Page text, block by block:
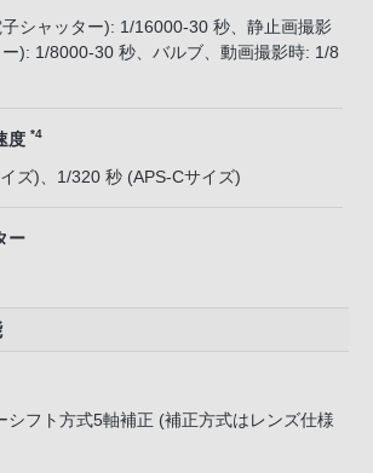
シャッター): 1/16000-30 秒、静止画撮影
): 1/8000-30 秒、バルブ、動画撮影時: 1/8
度 *4
ズ)、1/320 秒 (APS-Cサイズ)
ー
シフト方式5軸補正 (補正方式はレンズ仕様